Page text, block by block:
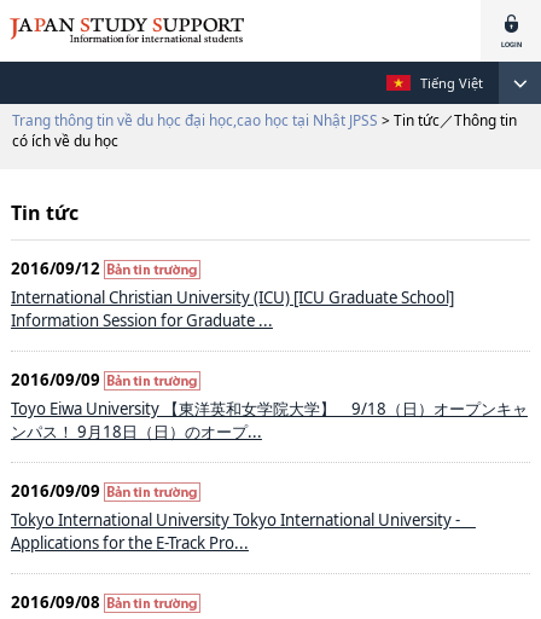
Tiếng Việt
Trang thông tin về du học đại học,cao học tại Nhật JPSS > Tin tức／Thông tin
có ích về du học
Tin tức
2016/09/12
International Christian University (ICU) [ICU Graduate School]
Information Session for Graduate ...
2016/09/09
Toyo Eiwa University 【東洋英和女学院大学】 9/18（日）オープンキャ
ンパス！ 9月18日（日）のオープ...
2016/09/09
Tokyo International University Tokyo International University -
Applications for the E-Track Pro...
2016/09/08